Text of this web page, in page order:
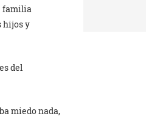
familia
hijos y
del
miedo nada,